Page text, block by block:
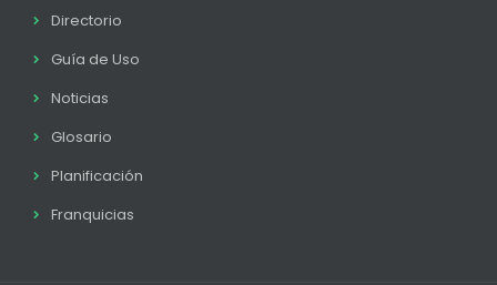
Directorio
Guía de Uso
Noticias
Glosario
Planificación
Franquicias